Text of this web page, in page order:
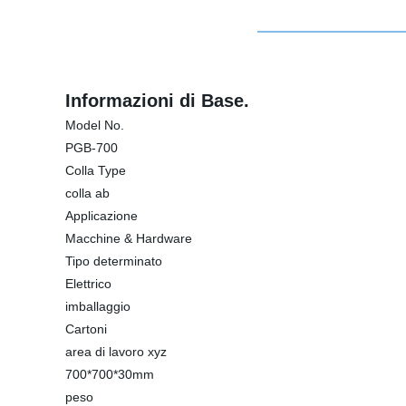
Informazioni di Base.
Model No.
PGB-700
Colla Type
colla ab
Applicazione
Macchine & Hardware
Tipo determinato
Elettrico
imballaggio
Cartoni
area di lavoro xyz
700*700*30mm
peso